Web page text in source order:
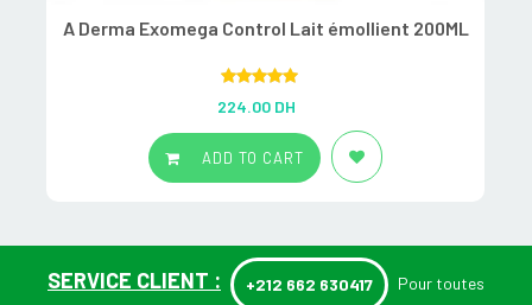
A Derma Exomega Control Lait émollient 200ML
out of 5
224.00 DH
ADD TO CART
SERVICE CLIENT : +212 662 630417 Pour toutes